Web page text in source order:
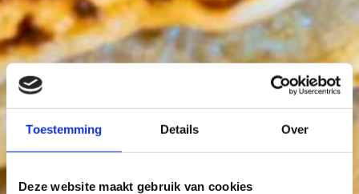
Toestemming Details Over
Deze website maakt gebruik van cookies